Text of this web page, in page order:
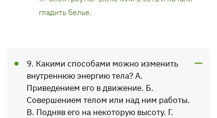
гладить белье.
9. Какими способами можно изменить
внутреннюю энергию тела? А.
Приведением его в движение. Б.
Совершением телом или над ним работы.
В. Подняв его на некоторую высоту. Г.